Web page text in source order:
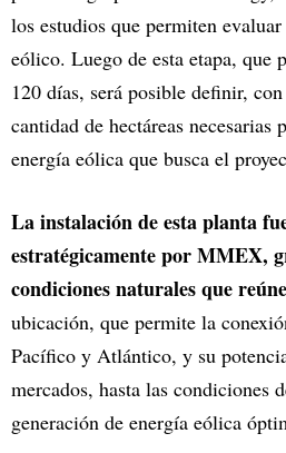
los estudios que permiten
eólico. Luego de esta etapa, que
120 días, será posible definir,
cantidad de hectáreas necesarias
energía eólica que busca el
La instalación de esta planta
estratégicamente por MMEX,
condiciones naturales que
ubicación, que permite la
Pacífico y Atlántico, y su
mercados, hasta las condiciones
generación de energía eólica